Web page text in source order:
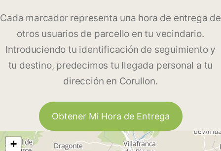
Cada marcador representa una hora de entrega de
otros usuarios de parcello en tu vecindario.
Introduciendo tu identificación de seguimiento y
tu destino, predecimos tu llegada personal a tu
dirección en Corullon.
Obtener Mi Hora de Entrega
+